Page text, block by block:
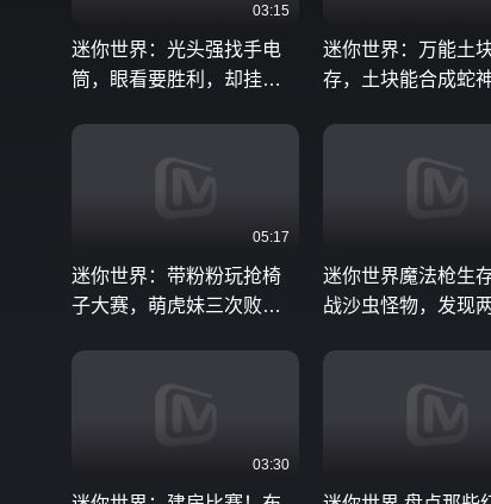
03:15
迷你世界：光头强找手电
筒，眼看要胜利，却挂掉
迷你世界：万能土
存，土块能合成蛇
05:17
迷你世界：带粉粉玩抢椅
子大赛，萌虎妹三次败给
迷你世界魔法枪生
战沙虫怪物，发现
03:30